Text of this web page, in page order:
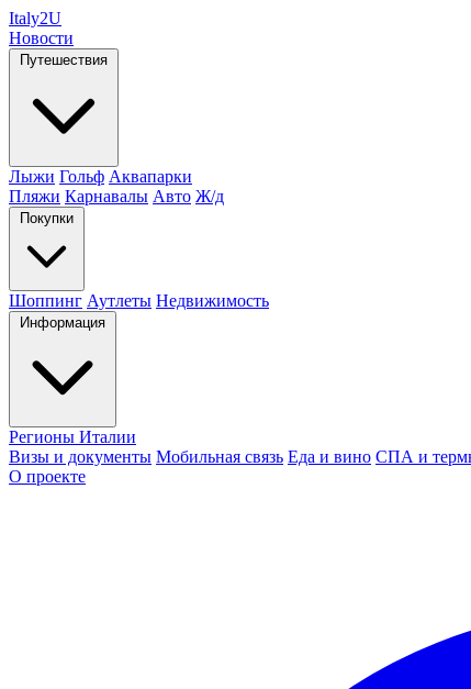
Italy2U
Новости
Путешествия
Лыжи Гольф Аквапарки
Пляжи Карнавалы Авто Ж/д
Покупки
Шоппинг Аутлеты Недвижимость
Информация
Регионы Италии
Визы и документы Мобильная связь Еда и вино СПА и
О проекте